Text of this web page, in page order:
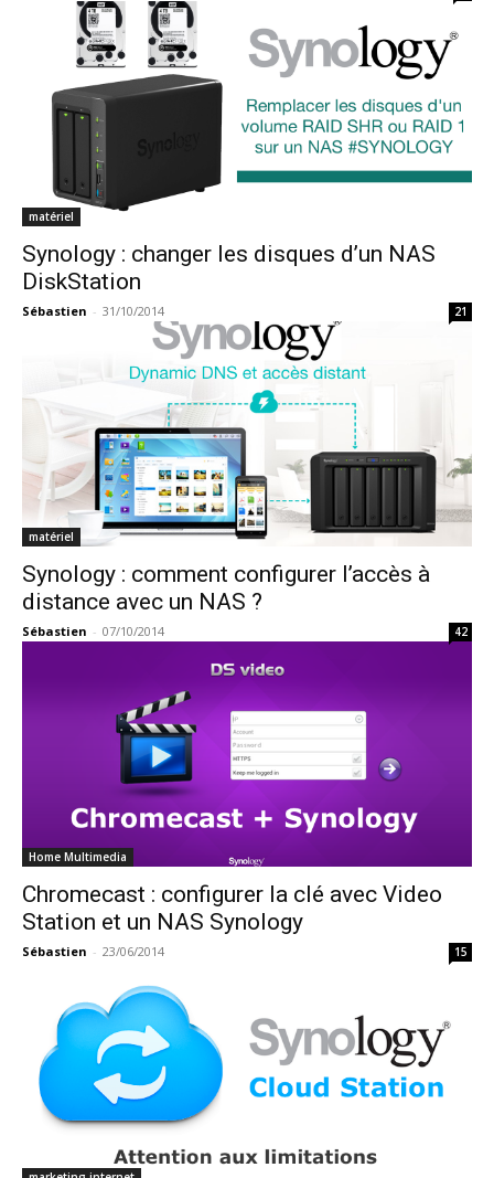
matériel
Synology : changer les disques d’un NAS
DiskStation
Sébastien - 31/10/2014 21
matériel
Synology : comment configurer l’accès à
distance avec un NAS ?
Sébastien - 07/10/2014 42
Home Multimedia
Chromecast : configurer la clé avec Video
Station et un NAS Synology
Sébastien - 23/06/2014 15